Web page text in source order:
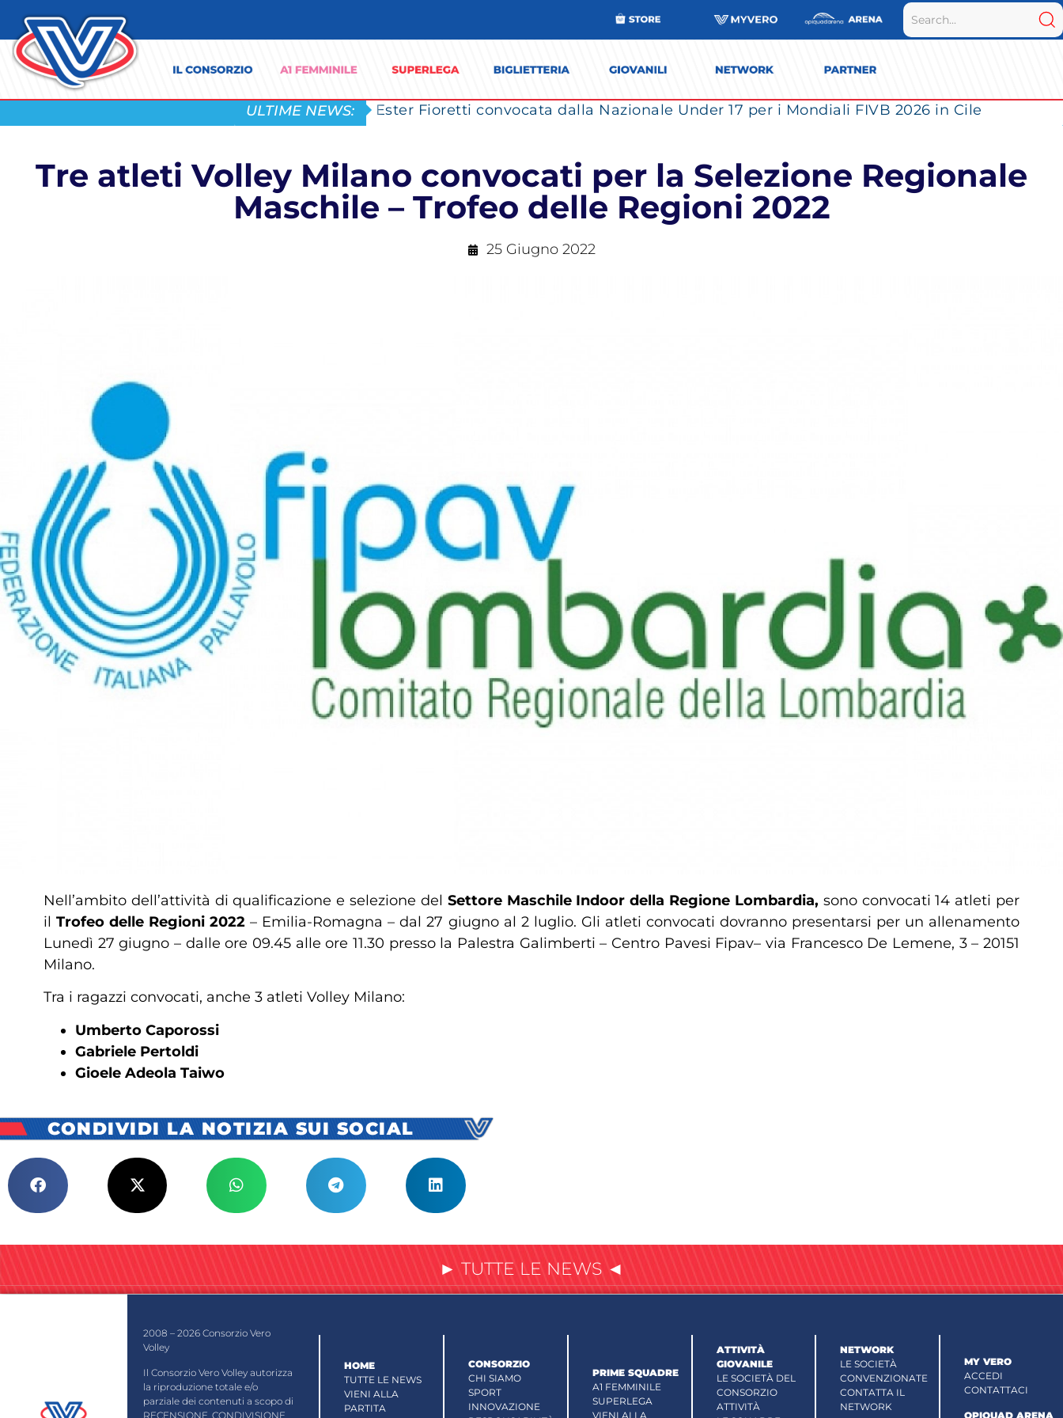
ULTIME NEWS: Ester Fioretti convocata dalla Nazionale Under 17 per i Mondiali FIVB 2026 in Cile
Tre atleti Volley Milano convocati per la Selezione Regionale
Maschile – Trofeo delle Regioni 2022
25 Giugno 2022
Nell’ambito dell’attività di qualificazione e selezione del Settore Maschile Indoor della Regione Lombardia, sono convocati 14 atleti per
ilTrofeo delle Regioni 2022 – Emilia-Romagna – dal 27 giugno al 2 luglio. Gli atleti convocati dovranno presentarsi per un allenamento
Lunedì 27 giugno – dalle ore 09.45 alle ore 11.30 presso la Palestra Galimberti – Centro Pavesi Fipav– via Francesco De Lemene, 3 – 20151
Milano.
Tra i ragazzi convocati, anche 3 atleti Volley Milano:
Umberto Caporossi
Gabriele Pertoldi
Gioele Adeola Taiwo
CONDIVIDI LA NOTIZIA SUI SOCIAL
► TUTTE LE NEWS ◄
2008 – 2026 Consorzio Vero
Volley
Il Consorzio Vero Volley autorizza
la riproduzione totale e/o
parziale dei contenuti a scopo di
RECENSIONE, CONDIVISIONE
HOME
TUTTE LE NEWS
VIENI ALLA
PARTITA
CONSORZIO
CHI SIAMO
SPORT
INNOVAZIONE
PRIME SQUADRE
A1 FEMMINILE
SUPERLEGA
VIENI ALLA
ATTIVITÀ
GIOVANILE
LE SOCIETÀ DEL
CONSORZIO
ATTIVITÀ
NETWORK
LE SOCIETÀ
CONVENZIONATE
CONTATTA IL
NETWORK
MY VERO
ACCEDI
CONTATTACI
OPIQUAD ARENA